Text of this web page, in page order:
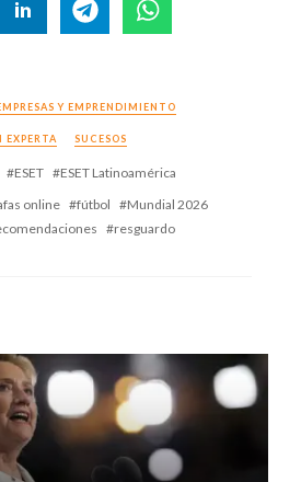
Y EMPRENDIMIENTO
EXPERTA SUCESOS
ESET
ESET Latinoamérica
online fútbol
Mundial 2026
resguardo